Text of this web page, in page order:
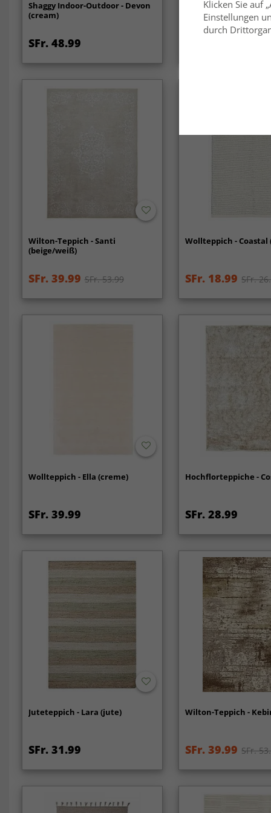
Shaggy Indoor-Outdoor - Devon
(cream)
SFr. 48.99
Hochflorteppiche -
(beige)
Wilton-Teppich - Santi
(beige/weiß)
SFr. 39.99 SFr. 53.99
Wollteppich - Coastal
SFr. 18.99 SFr.
Wollteppich - Ella (creme)
SFr. 39.99
Hochflorteppiche -
SFr. 28.99
Juteteppich - Lara (jute)
SFr. 31.99
Wilton-Teppich -
SFr. 39.99 SFr.
Klicken Sie auf
Einstellungen
durch